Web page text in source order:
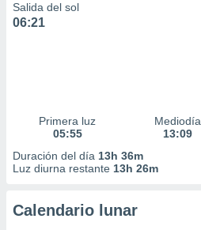
Salida del sol
06:21
Primera luz
05:55
Mediodía
13:09
Duración del día 13h 36m
Luz diurna restante 13h 26m
Calendario lunar